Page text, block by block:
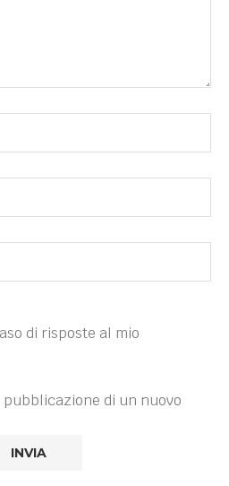
di risposte al mio
di un nuovo